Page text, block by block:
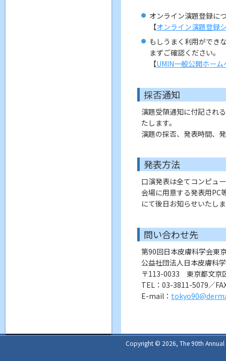
オンライン演題登録に
【オンライン演題登録
もしうまく利用ができ
まずご確認ください。
【UMIN一般公開ホーム
採否通知
演題受領通知に付記され
たします。
演題の採否、発表時間、
発表方法
口演発表は全てコンピュ
会場に用意する発表用PC
にて後日お知らせいたし
問い合わせ先
第90回日本皮膚科学会東
公益社団法人日本皮膚科
〒113-0033 東京都文京
TEL：03-3811-5079／
E-mail：
Copyright © 2026, The 90th Annual